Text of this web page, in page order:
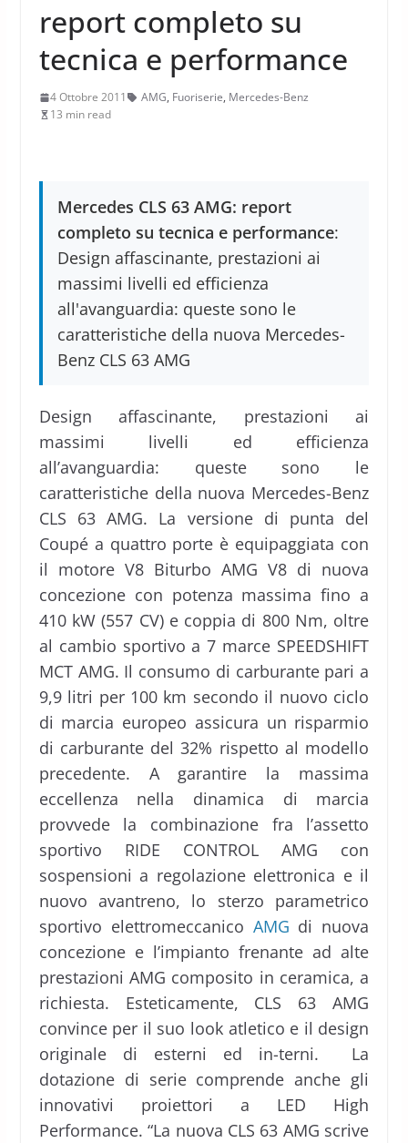
report completo su
tecnica e performance
4 Ottobre 2011 AMG, Fuoriserie, Mercedes-Benz
13 min read
Mercedes CLS 63 AMG: report
completo su tecnica e performance:
Design affascinante, prestazioni ai
massimi livelli ed efficienza
all'avanguardia: queste sono le
caratteristiche della nuova Mercedes-
Benz CLS 63 AMG
Design affascinante, prestazioni ai
massimi livelli ed efficienza
all’avanguardia: queste sono le
caratteristiche della nuova Mercedes-Benz
CLS 63 AMG. La versione di punta del
Coupé a quattro porte è equipaggiata con
il motore V8 Biturbo AMG V8 di nuova
concezione con potenza massima fino a
410 kW (557 CV) e coppia di 800 Nm, oltre
al cambio sportivo a 7 marce SPEEDSHIFT
MCT AMG. Il consumo di carburante pari a
9,9 litri per 100 km secondo il nuovo ciclo
di marcia europeo assicura un risparmio
di carburante del 32% rispetto al modello
precedente. A garantire la massima
eccellenza nella dinamica di marcia
provvede la combinazione fra l’assetto
sportivo RIDE CONTROL AMG con
sospensioni a regolazione elettronica e il
nuovo avantreno, lo sterzo parametrico
sportivo elettromeccanico AMG di nuova
concezione e l’impianto frenante ad alte
prestazioni AMG composito in ceramica, a
richiesta. Esteticamente, CLS 63 AMG
convince per il suo look atletico e il design
originale di esterni ed in-terni. La
dotazione di serie comprende anche gli
innovativi proiettori a LED High
Performance. “La nuova CLS 63 AMG scrive